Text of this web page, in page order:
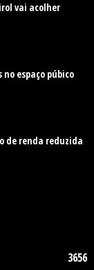
vai acolher
no espaço púbico
de renda reduzida
3656